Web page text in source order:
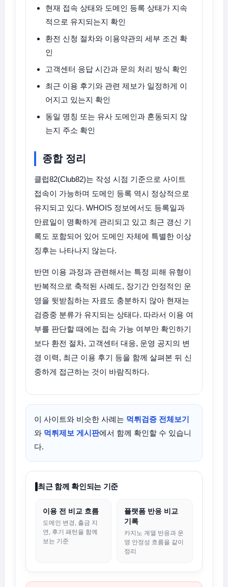
현재 접속 상태와 도메인 등록 상태가 지속
적으로 유지되는지 확인
환전 신청 절차와 이용약관의 세부 조건 확
인
고객센터 응답 시간과 문의 처리 방식 확인
최근 이용 후기와 관련 제보가 일정하게 이
어지고 있는지 확인
동일 명칭 또는 유사 도메인과 혼동되지 않
는지 주소 확인
종합 정리
클럽82(Club82)는 작성 시점 기준으로 사이트
접속이 가능하며 도메인 등록 역시 정상적으로
유지되고 있다. WHOIS 정보에서도 등록일과
만료일이 명확하게 관리되고 있고 최근 갱신 기
록도 포함되어 있어 도메인 자체에 특별한 이상
징후는 나타나지 않는다.
반면 이용 과정과 관련해서는 특정 피해 유형이
반복적으로 축적된 사례도, 장기간 안정적인 운
영을 뒷받침하는 자료도 충분하지 않아 현재는
검증중 분류가 유지되는 상태다. 따라서 이용 여
부를 판단할 때에는 접속 가능 여부만 확인하기
보다 환전 절차, 고객센터 대응, 운영 공지의 변
경 이력, 최근 이용 후기 등을 함께 살펴본 뒤 신
중하게 접근하는 것이 바람직하다.
이 사이트와 비슷한 사례는 먹튀검증 전체보기
와 먹튀제보 게시판에서 함께 확인할 수 있습니
다.
최근 함께 확인되는 기준
이용 전 비교 흐름
도메인 변경, 출금 지
연, 후기 패턴을 함께
보는 기준
플랫폼 반응 비교
기록
카지노 계열 반응과 운
영 안정성 흐름을 같이
정리